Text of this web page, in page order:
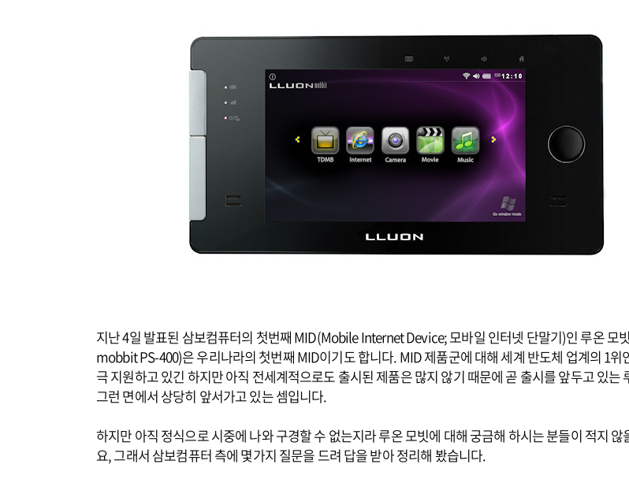
지난 4일 발표된 삼보컴퓨터의 첫번째 MID(Mobile Internet Device; 모바일 인터넷 단말기)인 루온 모
mobbit PS-400)은 우리나라의 첫번째 MID이기도 합니다. MID 제품군에 대해 세계 반도체 업계의 1위
극 지원하고 있긴 하지만 아직 전세계적으로도 출시된 제품은 많지 않기 때문에 곧 출시를 앞두고 있는
그런 면에서 상당히 앞서가고 있는 셈입니다.
하지만 아직 정식으로 시중에 나와 구경할 수 없는지라 루온 모빗에 대해 궁금해 하시는 분들이 적지 않
요, 그래서 삼보컴퓨터 측에 몇가지 질문을 드려 답을 받아 정리해 봤습니다.